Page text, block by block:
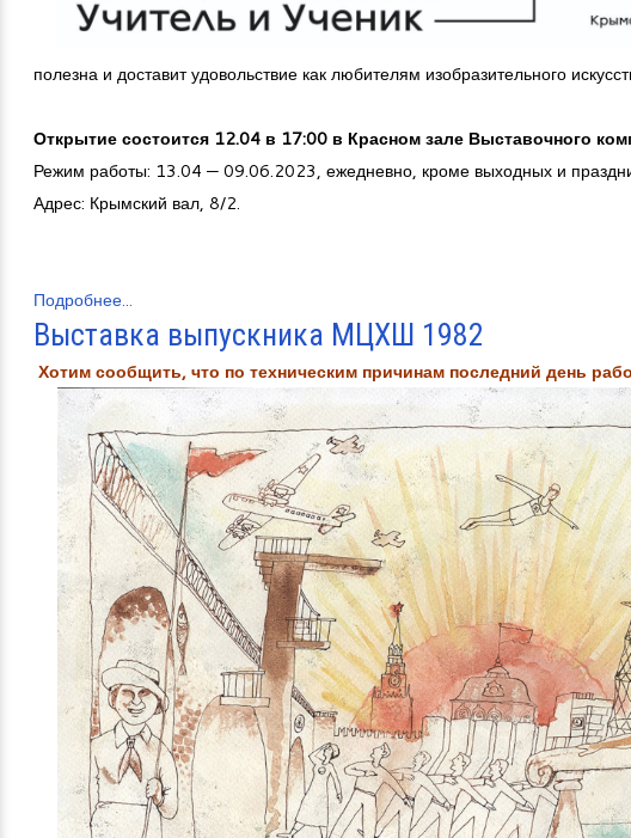
полезна и доставит удовольствие как любителям изобразительного
Открытие состоится 12.04 в 17:00 в Красном зале Выставочного
Режим работы: 13.04 — 09.06.2023, ежедневно, кроме выходных и
Адрес: Крымский вал, 8/2.
Подробнее...
Выставка выпускника МЦХШ 1982
Хотим сообщить, что по техническим причинам последний день